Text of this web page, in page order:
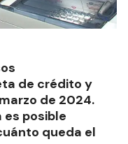
de crédito y
de 2024.
posible
queda el